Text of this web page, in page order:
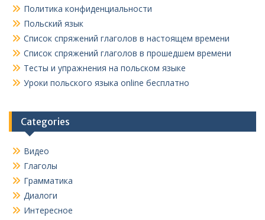
Политика конфиденциальности
Польский язык
Список спряжений глаголов в настоящем времени
Список спряжений глаголов в прошедшем времени
Тесты и упражнения на польском языке
Уроки польского языка online бесплатно
Categories
Видео
Глаголы
Грамматика
Диалоги
Интересное